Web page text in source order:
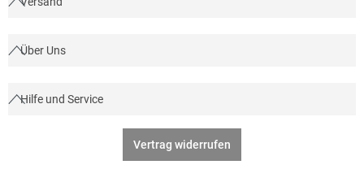
Über Uns
Hilfe und Service
Vertrag widerrufen